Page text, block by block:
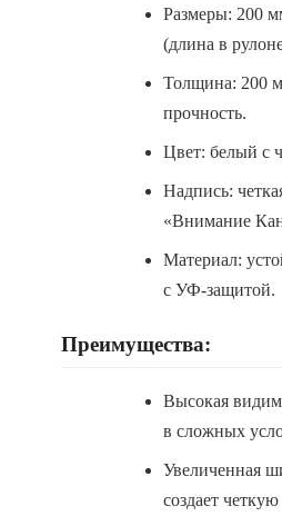
Размеры: 200
(длина в
Толщина: 200
прочность.
Цвет: белый с
Надпись:
«Внимание
Материал:
с УФ-защитой.
Преимущества:
Высокая
в сложных
Увеличенная
создает